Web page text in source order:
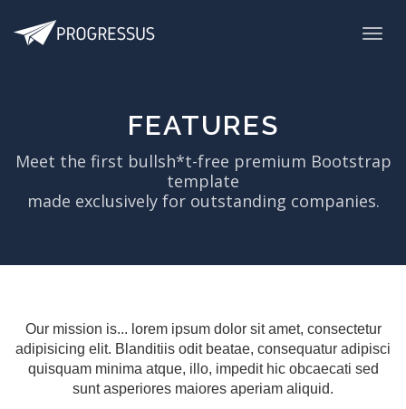
FEATURES
Meet the first bullsh*t-free premium Bootstrap
template
made exclusively for outstanding companies.
Our mission is... lorem ipsum dolor sit amet, consectetur
adipisicing elit. Blanditiis odit beatae, consequatur adipisci
quisquam minima atque, illo, impedit hic obcaecati sed
sunt asperiores maiores aperiam aliquid.